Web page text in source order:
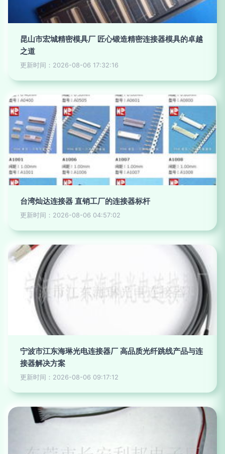
昆山市宏城精密模具厂 匠心锻造精密连接器模具的卓越
之道
更新时间：2026-08-06 17:32:16
台湾灿达连接器 直销工厂的连接器标杆
更新时间：2026-08-06 04:57:02
宁波市江东海琳光电连接器厂 高品质光纤跳线产品与连
接器解决方案
更新时间：2026-08-06 09:17:12